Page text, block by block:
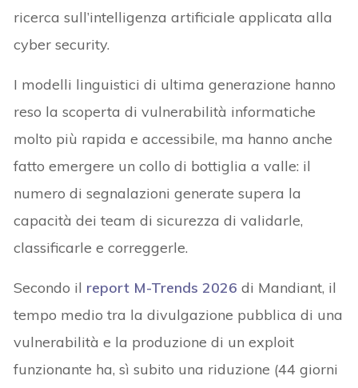
ricerca sull’intelligenza artificiale applicata alla
cyber security.
I modelli linguistici di ultima generazione hanno
reso la scoperta di vulnerabilità informatiche
molto più rapida e accessibile, ma hanno anche
fatto emergere un collo di bottiglia a valle: il
numero di segnalazioni generate supera la
capacità dei team di sicurezza di validarle,
classificarle e correggerle.
Secondo il report M-Trends 2026 di Mandiant, il
tempo medio tra la divulgazione pubblica di una
vulnerabilità e la produzione di un exploit
funzionante ha, sì subito una riduzione (44 giorni